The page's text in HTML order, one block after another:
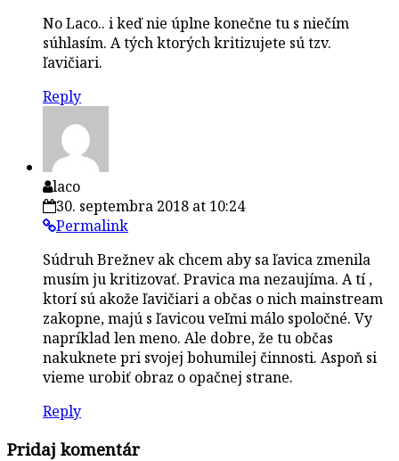
No Laco.. i keď nie úplne konečne tu s niečím
súhlasím. A tých ktorých kritizujete sú tzv.
ľavičiari.
Reply
laco
30. septembra 2018 at 10:24
Permalink
Súdruh Brežnev ak chcem aby sa ľavica zmenila
musím ju kritizovať. Pravica ma nezaujíma. A tí ,
ktorí sú akože ľavičiari a občas o nich mainstream
zakopne, majú s ľavicou veľmi málo spoločné. Vy
napríklad len meno. Ale dobre, že tu občas
nakuknete pri svojej bohumilej činnosti. Aspoň si
vieme urobiť obraz o opačnej strane.
Reply
Pridaj komentár